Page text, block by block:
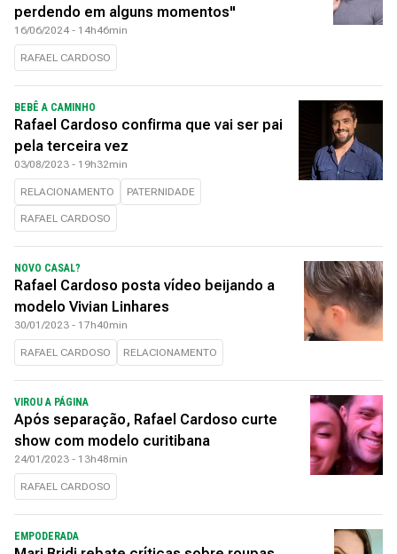
perdendo em alguns momentos"
16/06/2024 - 14h46min
RAFAEL CARDOSO
BEBÊ A CAMINHO
Rafael Cardoso confirma que vai ser pai
pela terceira vez
03/08/2023 - 19h32min
RELACIONAMENTO PATERNIDADE
RAFAEL CARDOSO
NOVO CASAL?
Rafael Cardoso posta vídeo beijando a
modelo Vivian Linhares
30/01/2023 - 17h40min
RAFAEL CARDOSO RELACIONAMENTO
VIROU A PÁGINA
Após separação, Rafael Cardoso curte
show com modelo curitibana
24/01/2023 - 13h48min
RAFAEL CARDOSO
EMPODERADA